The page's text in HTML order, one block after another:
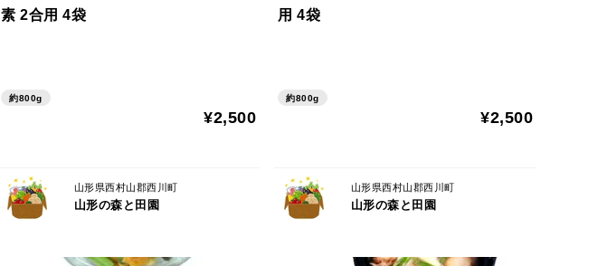
素 2合用 4袋
約800g
¥2,500
山形県西村山郡西川町
山形の森と田園
用 4袋
約800g
¥2,500
山形県西村山郡西川町
山形の森と田園